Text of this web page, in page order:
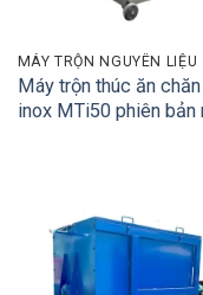
MÁY TRỘN NGUYÊN LIỆU
Máy trộn thúc ăn
inox MTi50 phiên bản